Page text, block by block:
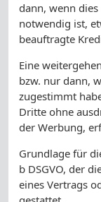
dann, wenn
notwendig ist,
beauftragte
Eine
bzw. nur dann,
zugestimmt
Dritte ohne
der Werbung,
Grundlage für
b DSGVO, der
eines Vertrags